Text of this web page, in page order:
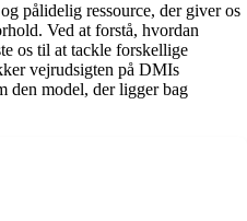
pålidelig ressource, der giver os
Ved at forstå, hvordan
os til at tackle forskellige
vejrudsigten på DMIs
den model, der ligger bag